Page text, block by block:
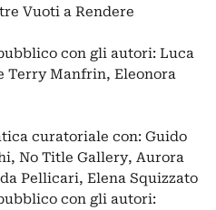
Vuoti a Rendere
con gli autori: Luca
Terry Manfrin, Eleonora
curatoriale con: Guido
No Title Gallery, Aurora
Pellicari, Elena Squizzato
con gli autori: